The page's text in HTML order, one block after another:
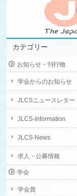
カテゴリー
お知らせ・刊行物
学会からのお知らせ
JLCSニュースレター
JLCS-Information
JLCS-News
求人・公募情報
学会
学会賞